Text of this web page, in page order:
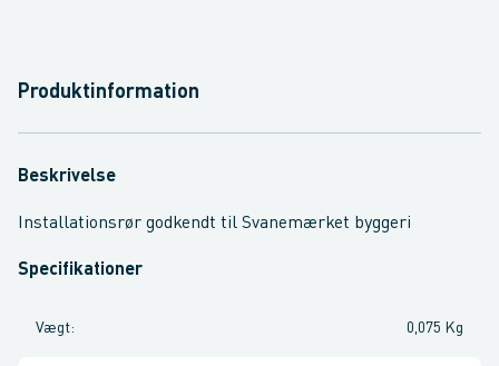
Produktinformation
Beskrivelse
Installationsrør godkendt til Svanemærket byggeri
Specifikationer
Vægt: 0,075 Kg